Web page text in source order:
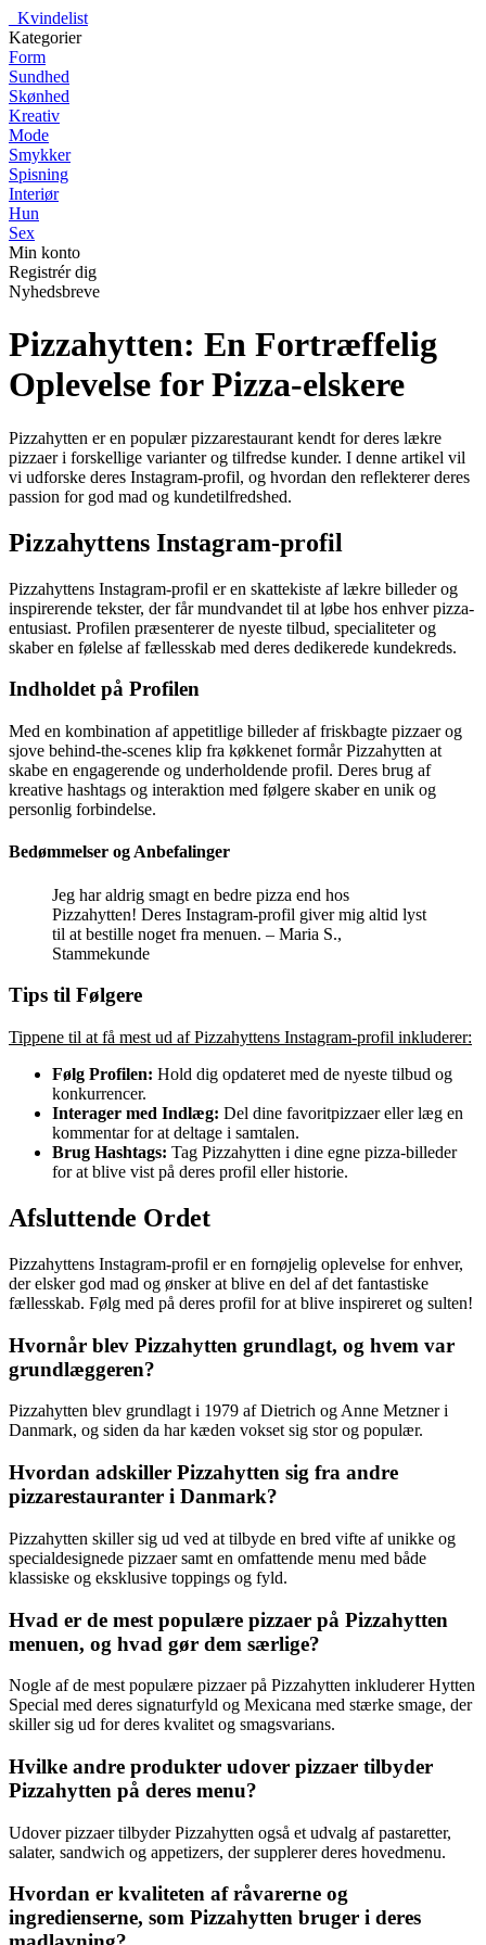
Kvindelist
Kategorier
Form
Sundhed
Skønhed
Kreativ
Mode
Smykker
Spisning
Interiør
Hun
Sex
Min konto
Registrér dig
Nyhedsbreve
Pizzahytten: En Fortræffelig
Oplevelse for Pizza-elskere
Pizzahytten er en populær pizzarestaurant kendt for deres lækre
pizzaer i forskellige varianter og tilfredse kunder. I denne artikel vil
vi udforske deres Instagram-profil, og hvordan den reflekterer deres
passion for god mad og kundetilfredshed.
Pizzahyttens Instagram-profil
Pizzahyttens Instagram-profil er en skattekiste af lækre billeder og
inspirerende tekster, der får mundvandet til at løbe hos enhver pizza-
entusiast. Profilen præsenterer de nyeste tilbud, specialiteter og
skaber en følelse af fællesskab med deres dedikerede kundekreds.
Indholdet på Profilen
Med en kombination af appetitlige billeder af friskbagte pizzaer og
sjove behind-the-scenes klip fra køkkenet formår Pizzahytten at
skabe en engagerende og underholdende profil. Deres brug af
kreative hashtags og interaktion med følgere skaber en unik og
personlig forbindelse.
Bedømmelser og Anbefalinger
Jeg har aldrig smagt en bedre pizza end hos
Pizzahytten! Deres Instagram-profil giver mig altid lyst
til at bestille noget fra menuen. – Maria S.,
Stammekunde
Tips til Følgere
Tippene til at få mest ud af Pizzahyttens Instagram-profil inkluderer:
Følg Profilen: Hold dig opdateret med de nyeste tilbud og
konkurrencer.
Interager med Indlæg: Del dine favoritpizzaer eller læg en
kommentar for at deltage i samtalen.
Brug Hashtags: Tag Pizzahytten i dine egne pizza-billeder
for at blive vist på deres profil eller historie.
Afsluttende Ordet
Pizzahyttens Instagram-profil er en fornøjelig oplevelse for enhver,
der elsker god mad og ønsker at blive en del af det fantastiske
fællesskab. Følg med på deres profil for at blive inspireret og sulten!
Hvornår blev Pizzahytten grundlagt, og hvem var
grundlæggeren?
Pizzahytten blev grundlagt i 1979 af Dietrich og Anne Metzner i
Danmark, og siden da har kæden vokset sig stor og populær.
Hvordan adskiller Pizzahytten sig fra andre
pizzarestauranter i Danmark?
Pizzahytten skiller sig ud ved at tilbyde en bred vifte af unikke og
specialdesignede pizzaer samt en omfattende menu med både
klassiske og eksklusive toppings og fyld.
Hvad er de mest populære pizzaer på Pizzahytten
menuen, og hvad gør dem særlige?
Nogle af de mest populære pizzaer på Pizzahytten inkluderer Hytten
Special med deres signaturfyld og Mexicana med stærke smage, der
skiller sig ud for deres kvalitet og smagsvarians.
Hvilke andre produkter udover pizzaer tilbyder
Pizzahytten på deres menu?
Udover pizzaer tilbyder Pizzahytten også et udvalg af pastaretter,
salater, sandwich og appetizers, der supplerer deres hovedmenu.
Hvordan er kvaliteten af råvarerne og
ingredienserne, som Pizzahytten bruger i deres